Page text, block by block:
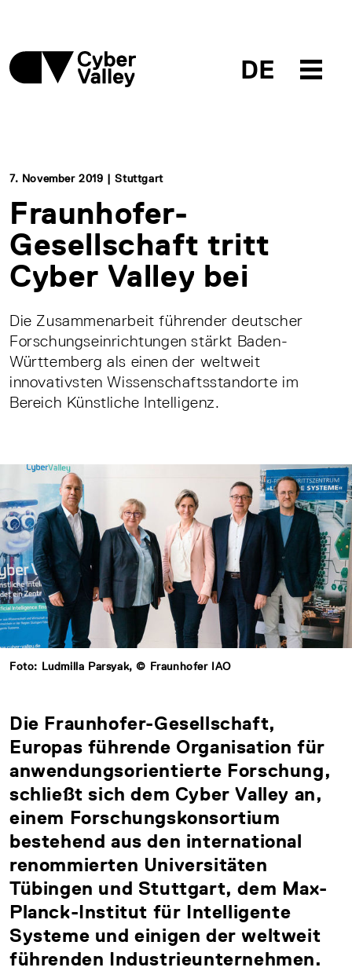
DE
7. November 2019 | Stuttgart
Fraunhofer-
Gesellschaft tritt
Cyber Valley bei
Die Zusammenarbeit führender deutscher
Forschungseinrichtungen stärkt Baden-
Württemberg als einen der weltweit
innovativsten Wissenschaftsstandorte im
Bereich Künstliche Intelligenz.
Foto: Ludmilla Parsyak, © Fraunhofer IAO
Die Fraunhofer-Gesellschaft,
Europas führende Organisation für
anwendungsorientierte Forschung,
schließt sich dem Cyber Valley an,
einem Forschungskonsortium
bestehend aus den international
renommierten Universitäten
Tübingen und Stuttgart, dem Max-
Planck-Institut für Intelligente
Systeme und einigen der weltweit
führenden Industrieunternehmen.